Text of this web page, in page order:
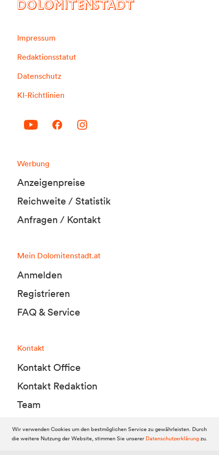
DOLOMITENSTADT
Impressum
Redaktionsstatut
Datenschutz
KI-Richtlinien
Werbung
Anzeigenpreise
Reichweite / Statistik
Anfragen / Kontakt
Mein Dolomitenstadt.at
Anmelden
Registrieren
FAQ & Service
Kontakt
Kontakt Office
Kontakt Redaktion
Team
© 2010-2026 Dolomitenstadt.at
Wir verwenden Cookies um den bestmöglichen Service zu gewährleisten. Durch
die weitere Nutzung der Website, stimmen Sie unserer Datenschutzerklärungzu.